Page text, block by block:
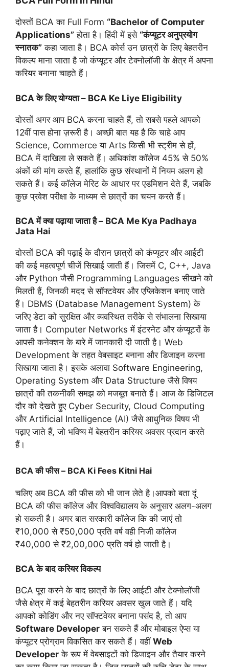
दोस्तों BCA का Full Form “Bachelor of Computer
Applications” होता है। हिंदी में इसे “कंप्यूटर अनुप्रयोग
स्नातक” कहा जाता है। BCA कोर्स उन छात्रों के लिए बेहतरीन
विकल्प माना जाता है जो कंप्यूटर और टेक्नोलॉजी के क्षेत्र में अपना
करियर बनाना चाहते हैं।
BCA के लिए योग्यता – BCA Ke Liye Eligibility
दोस्तों अगर आप BCA करना चाहते हैं, तो सबसे पहले आपको
12वीं पास होना ज़रूरी है। अच्छी बात यह है कि चाहे आप
Science, Commerce या Arts किसी भी स्ट्रीम से हों,
BCA में दाखिला ले सकते हैं। अधिकांश कॉलेज 45% से 50%
अंकों की मांग करते हैं, हालांकि कुछ संस्थानों में नियम अलग हो
सकते हैं। कई कॉलेज मेरिट के आधार पर एडमिशन देते हैं, जबकि
कुछ प्रवेश परीक्षा के माध्यम से छात्रों का चयन करते हैं।
BCA में क्या पढ़ाया जाता है – BCA Me Kya Padhaya
Jata Hai
दोस्तों BCA की पढ़ाई के दौरान छात्रों को कंप्यूटर और आईटी
की कई महत्वपूर्ण चीजें सिखाई जाती हैं। जिसमें C, C++, Java
और Python जैसी Programming Languages सीखने को
मिलती हैं, जिनकी मदद से सॉफ्टवेयर और एप्लिकेशन बनाए जाते
हैं। DBMS (Database Management System) के
जरिए डेटा को सुरक्षित और व्यवस्थित तरीके से संभालना सिखाया
जाता है। Computer Networks में इंटरनेट और कंप्यूटरों के
आपसी कनेक्शन के बारे में जानकारी दी जाती है। Web
Development के तहत वेबसाइट बनाना और डिजाइन करना
सिखाया जाता है। इसके अलावा Software Engineering,
Operating System और Data Structure जैसे विषय
छात्रों की तकनीकी समझ को मजबूत बनाते हैं। आज के डिजिटल
दौर को देखते हुए Cyber Security, Cloud Computing
और Artificial Intelligence (AI) जैसे आधुनिक विषय भी
पढ़ाए जाते हैं, जो भविष्य में बेहतरीन करियर अवसर प्रदान करते
हैं।
BCA की फीस – BCA Ki Fees Kitni Hai
चलिए अब BCA की फीस को भी जान लेते है।आपको बता दूं
BCA की फीस कॉलेज और विश्वविद्यालय के अनुसार अलग-अलग
हो सकती है। अगर बात सरकारी कॉलेज कि की जाएं तो
₹10,000 से ₹50,000 प्रति वर्ष वही निजी कॉलेज
₹40,000 से ₹2,00,000 प्रति वर्ष हो जाती है।
BCA के बाद करियर विकल्प
BCA पूरा करने के बाद छात्रों के लिए आईटी और टेक्नोलॉजी
जैसे क्षेत्र में कई बेहतरीन करियर अवसर खुल जाते हैं। यदि
आपको कोडिंग और नए सॉफ्टवेयर बनाना पसंद है, तो आप
Software Developer बन सकते हैं और मोबाइल ऐप्स या
कंप्यूटर प्रोग्राम विकसित कर सकते हैं। वहीं Web
Developer के रूप में वेबसाइटों को डिजाइन और तैयार करने